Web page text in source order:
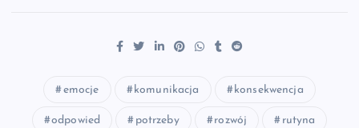
emocje komunikacja konsekwencja
odpowied potrzeby rozwój rutyna